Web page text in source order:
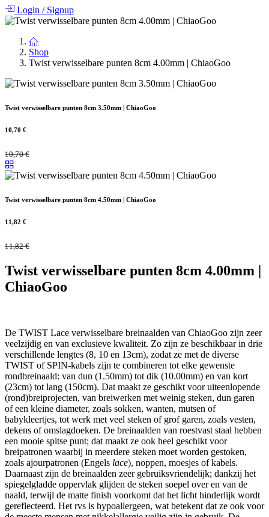
Login /Signup
Shop
Twist verwisselbare punten 8cm 4.00mm | ChiaoGoo
Twist verwisselbare punten 8cm 3.50mm | ChiaoGoo
10,70 €
10,70€
Twist verwisselbare punten 8cm 4.50mm | ChiaoGoo
11,82 €
11,82€
Twist verwisselbare punten 8cm 4.00mm |
ChiaoGoo
De TWIST Lace verwisselbare breinaalden van ChiaoGoo zijn zeer
veelzijdig en van exclusieve kwaliteit. Zo zijn ze beschikbaar in drie
verschillende lengtes (8, 10 en 13cm), zodat ze met de diverse
TWIST of SPIN-kabels zijn te combineren tot elke gewenste
rondbreinaald: van dun (1.50mm) tot dik (10.00mm) en van kort
(23cm) tot lang (150cm). Dat maakt ze geschikt voor uiteenlopende
(rond)breiprojecten, van breiwerken met weinig steken, dun garen
of een kleine diameter, zoals sokken, wanten, mutsen of
babykleertjes, tot werk met veel steken of grof garen, zoals vesten,
dekens of omslagdoeken. De breinaalden van roestvast staal hebben
een mooie spitse punt; dat maakt ze ook heel geschikt voor
breipatronen waarbij in meerdere steken moet worden gestoken,
zoals ajourpatronen (Engels lace), noppen, moesjes of kabels.
Daarnaast zijn de breinaalden zeer gebruiksvriendelijk; dankzij het
spiegelgladde oppervlak glijden de steken soepel over en van de
naald, terwijl de matte finish voorkomt dat het licht hinderlijk wordt
gereflecteerd. Het rvs is hypoallergeen, wat betekent dat ze ook voor